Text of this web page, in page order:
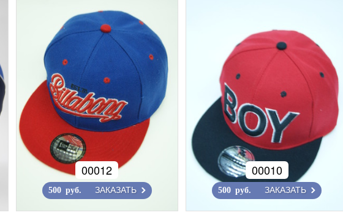
00012
500 руб. ЗАКАЗАТЬ
00010
500 руб. ЗАКАЗАТЬ